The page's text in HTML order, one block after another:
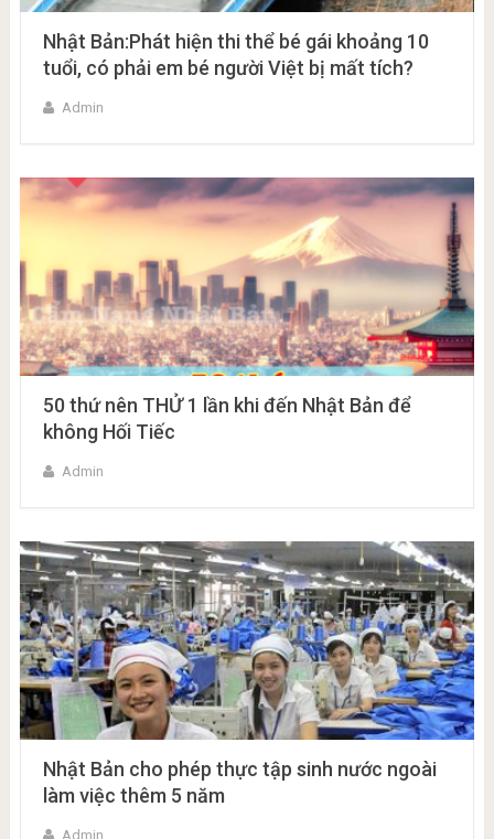
Nhật Bản:Phát hiện thi thể bé gái khoảng 10
tuổi, có phải em bé người Việt bị mất tích?
Admin
50 thứ nên THỬ 1 lần khi đến Nhật Bản để
không Hối Tiếc
Admin
Nhật Bản cho phép thực tập sinh nước ngoài
làm việc thêm 5 năm
Admin